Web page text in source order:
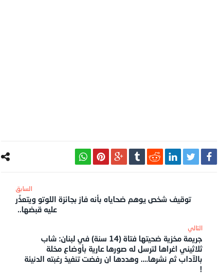
توقيف شخص يوهم ضحاياه بأنه فاز بجائزة اللوتو ويتعذّر
عليه قبضها..
‎التالي
جريمة مخزية ضحيتها فتاة (14 سنة) في لبنان: شاب
ثلاثيني اغراها لترسل له صورها عارية بأوضاع مخلة
بالآداب ثم نشرها…. وهددها ان رفضت تنفيذ رغبته الدنيئة
!